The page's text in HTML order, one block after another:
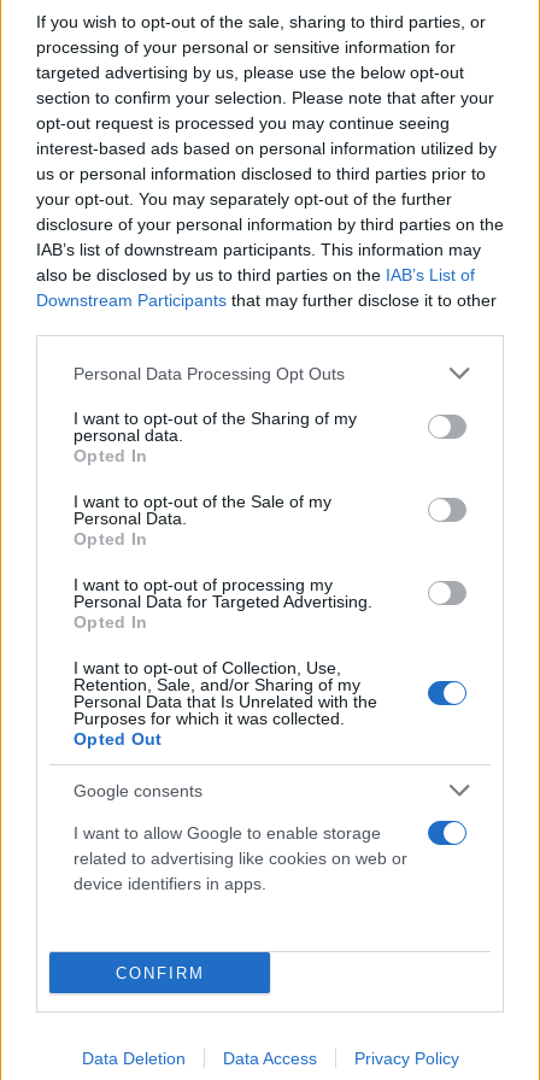
If you wish to opt-out of the sale, sharing to third parties, or
processing of your personal or sensitive information for
targeted advertising by us, please use the below opt-out
section to confirm your selection. Please note that after your
opt-out request is processed you may continue seeing
interest-based ads based on personal information utilized by
us or personal information disclosed to third parties prior to
your opt-out. You may separately opt-out of the further
disclosure of your personal information by third parties on the
IAB’s list of downstream participants. This information may
also be disclosed by us to third parties on the IAB’s List of
Downstream Participants that may further disclose it to other
Please note that this website/app uses one or more Google
not limited to your visit or usage behaviour. You may click to
grant or deny consent to Google and its third-party tags to
use your data for below specified purposes in below Google
consent section.
Personal Data Processing Opt Outs
I want to opt-out of the Sharing of my
personal data.
Opted In
I want to opt-out of the Sale of my
Personal Data.
Opted In
I want to opt-out of processing my
Personal Data for Targeted Advertising.
Opted In
I want to opt-out of Collection, Use,
Retention, Sale, and/or Sharing of my
Personal Data that Is Unrelated with the
Purposes for which it was collected.
Opted Out
Google consents
I want to allow Google to enable storage
related to advertising like cookies on web or
device identifiers in apps.
CONFIRM
Data Deletion Data Access Privacy Policy
Απαραίτητες προϋποθέσεις για να ισχύσει η
έκπτωση είναι:
- Η απόδειξη πραγματοποίησης των δαπανών
αυτών με νόμιμα παραστατικά (Τιμολόγιο ή
στοιχείο λιανικής πώλησης για την παροχή
υπηρεσιών) , στα οποία θα αναφέρεται διακριτά το
είδος και η αξία της παρεχόμενης υπηρεσίας, τα
στοιχεία (ονοματεπώνυμο, ΑΦΜ) του προσώπου
καθώς και τα στοιχεία του ακινήτου (ΑΤΑΚ), εκτός
αν πρόκειται για κοινόχρηστα, για τα οποία αρκεί
μόνο η διεύθυνση του ακινήτου,
ύψους αυτών, να έχει πραγματοποιηθεί με
ηλεκτρονικά μέσα πληρωμής ή μέσω παρόχου
υπηρεσιών πληρωμών (κάρτες, POS, e-banking,
ηλεκτρονικό πορτοφόλι κ.ά.).
Δικαιούχοι είναι τα φυσικά πρόσωπα που έχουν
δικαίωμα πλήρους κυριότητας ή επικαρπίας στο
κτίριο στο οποίο πραγματοποιούνται οι επιλέξιμες
δαπάνες ενεργειακής, λειτουργικής και αισθητικής
αναβάθμισης καθώς και τα φυσικά πρόσωπα που
έχουν δικαίωμα ψιλής κυριότητας επί του
ακινήτου, με την προϋπόθεση να το
χρησιμοποιούν είτε ως κύρια ή δευτερεύουσα
άσκηση της επιχειρηματικής δραστηριότητάς τους.
Στις παραπάνω περιπτώσεις δικαιούχος της
οποίου εκδίδεται το σχετικό παραστατικό.